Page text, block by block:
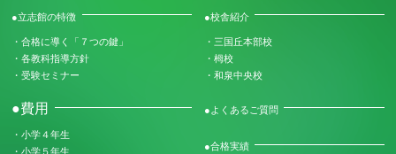
●立志館の特徴
・合格に導く「７つの鍵」
・各教科指導方針
・受験セミナー
●費用
・小学４年生
・小学５年生
●校舎紹介
・三国丘本部校
・栂校
・和泉中央校
●よくあるご質問
●合格実績